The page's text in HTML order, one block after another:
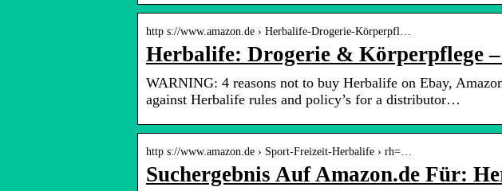
http s://www.amazon.de › Herbalife-Drogerie-Körperpfl…
Herbalife: Drogerie & Körperpflege
WARNING: 4 reasons not to buy Herbalife on Ebay,
against Herbalife rules and policy’s for a distributor…
http s://www.amazon.de › Sport-Freizeit-Herbalife › rh=…
Suchergebnis Auf Amazon.de Für: